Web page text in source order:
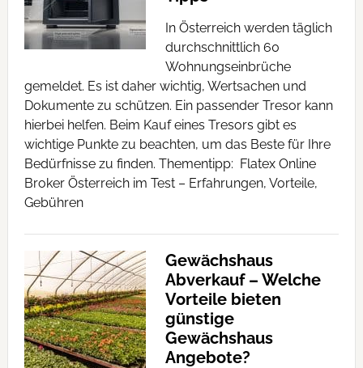
In Österreich werden täglich
durchschnittlich 60
Wohnungseinbrüche
gemeldet. Es ist daher wichtig, Wertsachen und
Dokumente zu schützen. Ein passender Tresor kann
hierbei helfen. Beim Kauf eines Tresors gibt es
wichtige Punkte zu beachten, um das Beste für Ihre
Bedürfnisse zu finden. Thementipp: Flatex Online
Broker Österreich im Test – Erfahrungen, Vorteile,
Gebühren
Gewächshaus
Abverkauf – Welche
Vorteile bieten
günstige
Gewächshaus
Angebote?